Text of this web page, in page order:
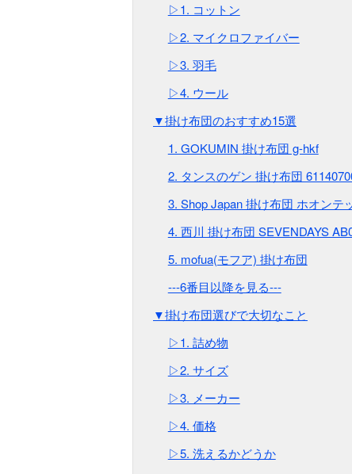
▷1. コットン
▷2. マイクロファイバー
▷3. 羽毛
▷4. ウール
▼掛け布団のおすすめ15選
1. GOKUMIN 掛け布団 g-hkf
2. タンスのゲン 掛け布団
3. Shop Japan 掛け布団 ホオンテ
4. 西川 掛け布団 SEVENDAYS
5. mofua(モフア) 掛け布団
---6番目以降を見る---
▼掛け布団選びで大切なこと
▷1. 詰め物
▷2. サイズ
▷3. メーカー
▷4. 価格
▷5. 洗えるかどうか